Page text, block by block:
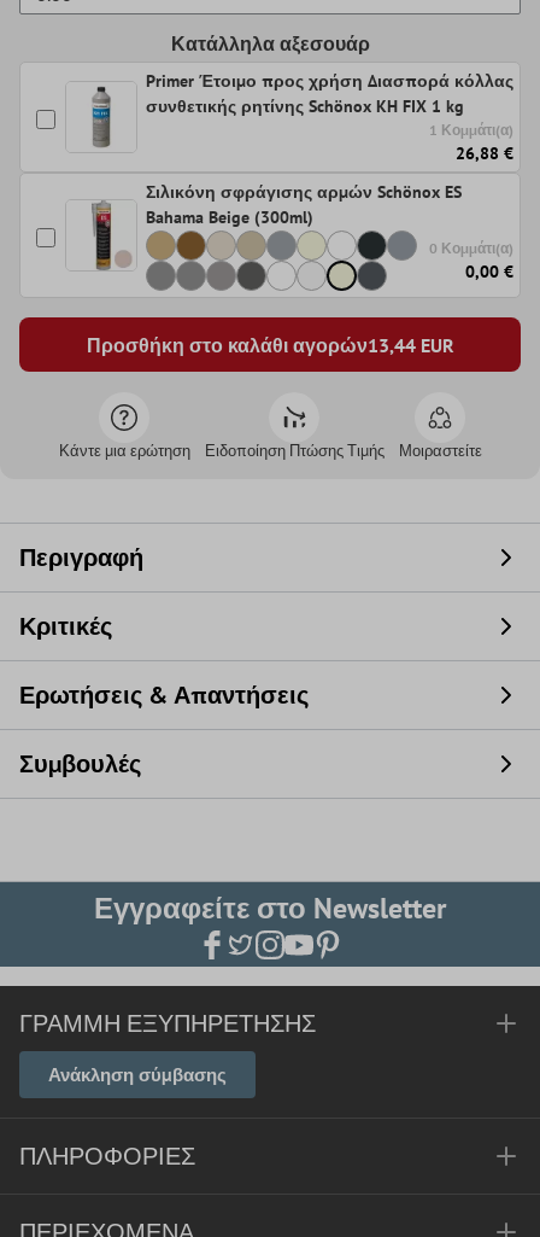
Κατάλληλα αξεσουάρ
Primer Έτοιμο προς χρήση Διασπορά κόλλας
συνθετικής ρητίνης Schönox KH FIX 1 kg
1 Κομμάτι(α)
26,88 €
Σιλικόνη σφράγισης αρμών Schönox ES
Bahama Beige (300ml)
0 Κομμάτι(α)
0,00 €
Προσθήκη στο καλάθι αγορών13,44EUR
Κάντε μια ερώτηση Ειδοποίηση Πτώσης Τιμής Μοιραστείτε
Περιγραφή
Κριτικές
Ερωτήσεις & Απαντήσεις
Συμβουλές
Εγγραφείτε στο Newsletter
ΓΡΑΜΜΉ ΕΞΥΠΗΡΈΤΗΣΗΣ
Ανάκληση σύμβασης
ΠΛΗΡΟΦΟΡΊΕΣ